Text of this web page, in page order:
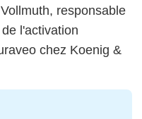
responsable
l'activation
chez Koenig &